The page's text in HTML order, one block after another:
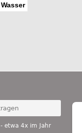
Wasser
etwa 4x im Jahr